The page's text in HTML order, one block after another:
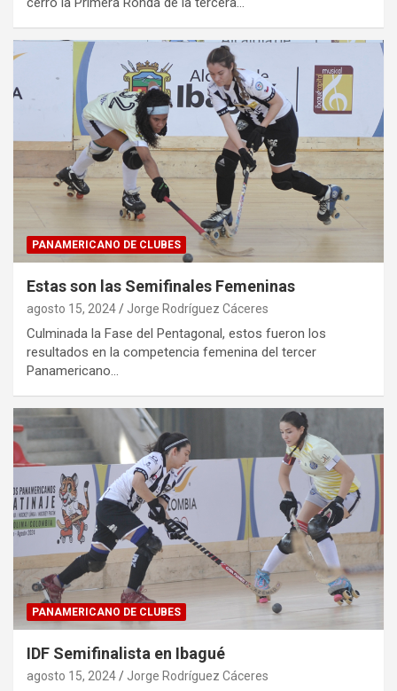
PANAMERICANO DE CLUBES
Estas son las Semifinales Femeninas
agosto 15, 2024 Jorge Rodríguez Cáceres
Culminada la Fase del Pentagonal, estos fueron los
resultados en la competencia femenina del tercer
Panamericano…
PANAMERICANO DE CLUBES
IDF Semifinalista en Ibagué
agosto 15, 2024 Jorge Rodríguez Cáceres